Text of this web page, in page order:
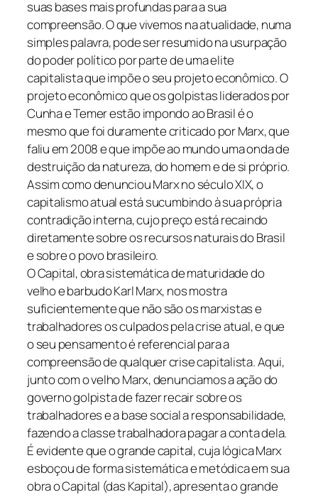
suas bases mais profundas para a sua
compreensão. O que vivemos na atualidade, numa
simples palavra, pode ser resumido na usurpação
do poder político por parte de uma elite
capitalista que impõe o seu projeto econômico. O
projeto econômico que os golpistas liderados por
Cunha e Temer estão impondo ao Brasil é o
mesmo que foi duramente criticado por Marx, que
faliu em 2008 e que impõe ao mundo uma onda de
destruição da natureza, do homem e de si próprio.
Assim como denunciou Marx no século XIX, o
capitalismo atual está sucumbindo à sua própria
contradição interna, cujo preço está recaindo
diretamente sobre os recursos naturais do Brasil
e sobre o povo brasileiro.
O Capital, obra sistemática de maturidade do
velho e barbudo Karl Marx, nos mostra
suficientemente que não são os marxistas e
trabalhadores os culpados pela crise atual, e que
o seu pensamento é referencial para a
compreensão de qualquer crise capitalista. Aqui,
junto com o velho Marx, denunciamos a ação do
governo golpista de fazer recair sobre os
trabalhadores e a base social a responsabilidade,
fazendo a classe trabalhadora pagar a conta dela.
É evidente que o grande capital, cuja lógica Marx
esboçou de forma sistemática e metódica em sua
obra o Capital (das Kapital), apresenta o grande